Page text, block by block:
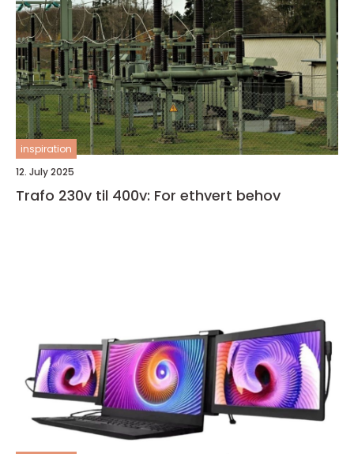
inspiration
12. July 2025
Trafo 230v til 400v: For ethvert behov